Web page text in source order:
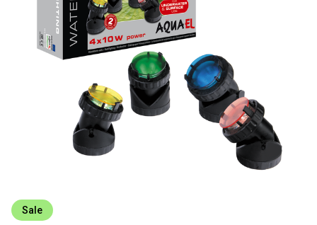
Sale